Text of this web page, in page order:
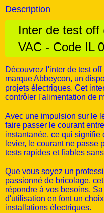
Description
Inter de test off
VAC - Code IL
Découvrez l'inter de test
marque Abbeycon, un
projets électriques. Cet
contrôler l'alimentation de
Avec une impulsion sur le
faire passer le courant
instantanée, ce qui
levier, le courant ne passe
tests rapides et fiables
Que vous soyez un
passionné de bricolage,
répondre à vos besoins.
d'utilisation en font un
installations électriques.